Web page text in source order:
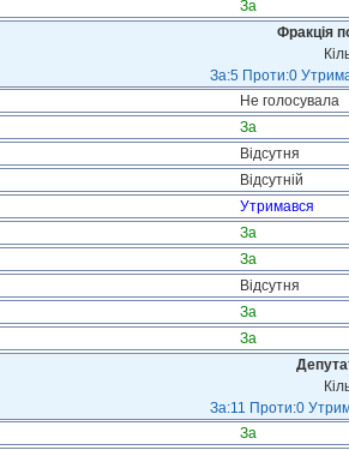
За
Фракція
За:5 Проти:0
Не голосувала
За
Відсутня
Відсутній
Утримався
За
За
Відсутня
За
За
За:11 Проти:0
За